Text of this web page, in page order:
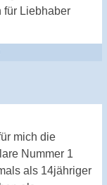
für Liebhaber
mich die
Nummer 1
als 14jähriger